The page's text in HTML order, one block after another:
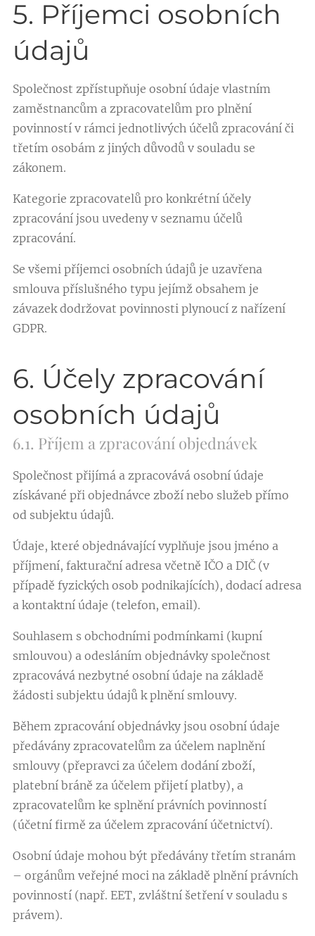
5. Příjemci osobních
údajů
Společnost zpřístupňuje osobní údaje vlastním
zaměstnancům a zpracovatelům pro plnění
povinností v rámci jednotlivých účelů zpracování či
třetím osobám z jiných důvodů v souladu se
zákonem.
Kategorie zpracovatelů pro konkrétní účely
zpracování jsou uvedeny v seznamu účelů
zpracování.
Se všemi příjemci osobních údajů je uzavřena
smlouva příslušného typu jejímž obsahem je
závazek dodržovat povinnosti plynoucí z nařízení
GDPR.
6. Účely zpracování
osobních údajů
6.1. Příjem a zpracování objednávek
Společnost přijímá a zpracovává osobní údaje
získávané při objednávce zboží nebo služeb přímo
od subjektu údajů.
Údaje, které objednávající vyplňuje jsou jméno a
příjmení, fakturační adresa včetně IČO a DIČ (v
případě fyzických osob podnikajících), dodací adresa
a kontaktní údaje (telefon, email).
Souhlasem s obchodními podmínkami (kupní
smlouvou) a odesláním objednávky společnost
zpracovává nezbytné osobní údaje na základě
žádosti subjektu údajů k plnění smlouvy.
Během zpracování objednávky jsou osobní údaje
předávány zpracovatelům za účelem naplnění
smlouvy (přepravci za účelem dodání zboží,
platební bráně za účelem přijetí platby), a
zpracovatelům ke splnění právních povinností
(účetní firmě za účelem zpracování účetnictví).
Osobní údaje mohou být předávány třetím stranám
– orgánům veřejné moci na základě plnění právních
povinností (např. EET, zvláštní šetření v souladu s
právem).